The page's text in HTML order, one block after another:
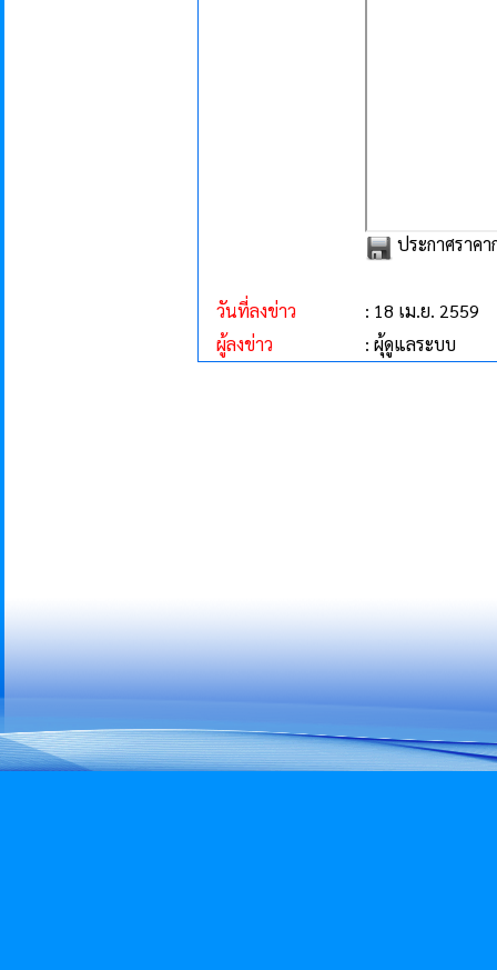
ประกาศราค
วันที่ลงข่าว
: 18 เม.ย. 2559
ผู้ลงข่าว
: ผุ้ดูแลระบบ